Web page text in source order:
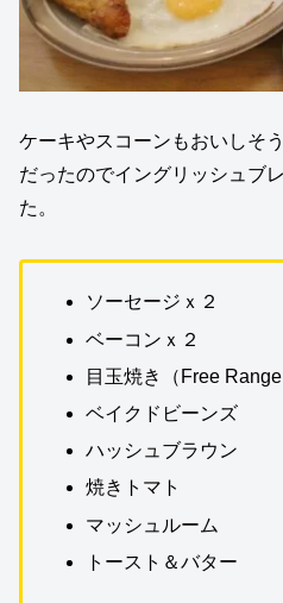
ケーキやスコーンもおいしそ
だったのでイングリッシュブ
た。
ソーセージｘ２
ベーコンｘ２
目玉焼き（Free Range
ベイクドビーンズ
ハッシュブラウン
焼きトマト
マッシュルーム
トースト＆バター